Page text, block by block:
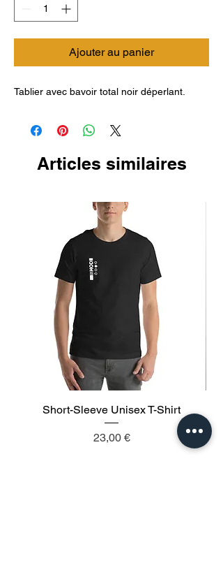
Ajouter au panier
Tablier avec bavoir total noir déperlant.
Articles similaires
Short-Sleeve Unisex T-Shirt
Prix
23,00 €